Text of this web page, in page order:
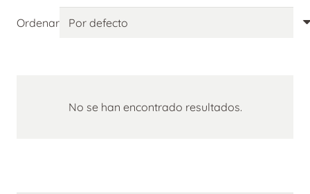
Ordenar
No se han encontrado resultados.